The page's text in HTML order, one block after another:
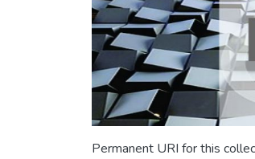
Permanent URI for this